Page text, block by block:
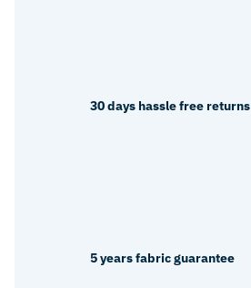
30 days hassle free returns
5 years fabric guarantee